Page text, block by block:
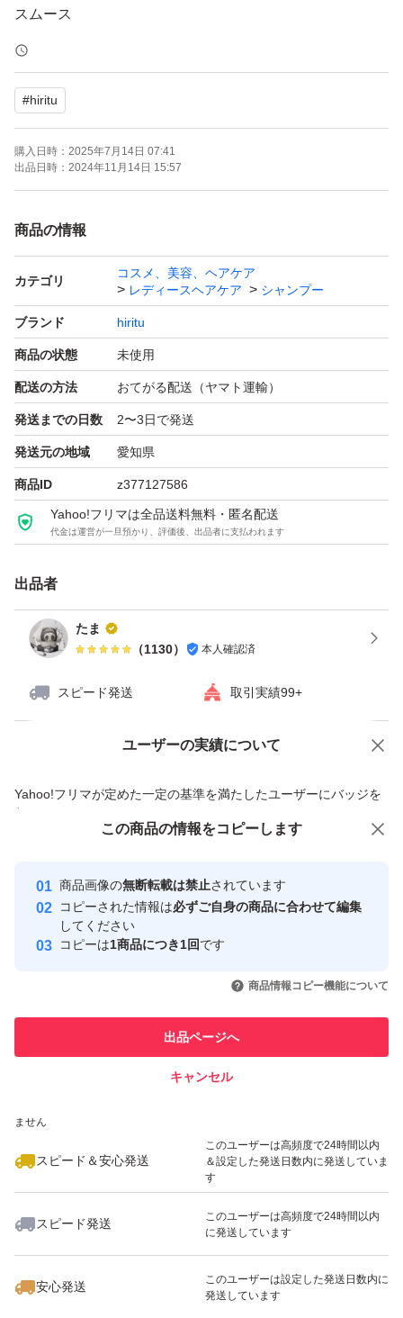
スムース
#hiritu
購入日時： 2025年7月14日 07:41
出品日時： 2024年11月14日 15:57
商品の情報
カテゴリ
コスメ、美容、ヘアケア
レディースヘアケア
シャンプー
ブランド hiritu
商品の状態 未使用
配送の方法 おてがる配送（ヤマト運輸）
発送までの日数 2〜3日で発送
発送元の地域 愛知県
商品ID z377127586
Yahoo!フリマは全品送料無料・匿名配送
代金は運営が一旦預かり、評価後、出品者に支払われます
出品者
たま
（1130） 本人確認済
スピード発送 取引実績99+
ユーザーの実績について
Yahoo!フリマが定めた一定の基準を満たしたユーザーにバッジを
付与しています
安心取引出品者
心・安全なユーザーです
取引実績
引を完了させた実績があります
での取引実績があります
ません
スピード＆安心発送
このユーザーは高頻度で24時間以内
＆設定した発送日数内に発送していま
す
スピード発送
このユーザーは高頻度で24時間以内
に発送しています
安心発送
このユーザーは設定した発送日数内に
発送しています
価格の相談 商品への質問
この商品の情報をコピーします
商品画像の無断転載は禁止されています
コピーされた情報は必ずご自身の商品に合わせて編集
してください
コピーは1商品につき1回です
商品情報コピー機能について
出品ページへ
キャンセル
この商品をみている人にオススメ
いいね！
1,500